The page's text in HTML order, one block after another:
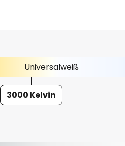
Universalweiß
3000 Kelvin